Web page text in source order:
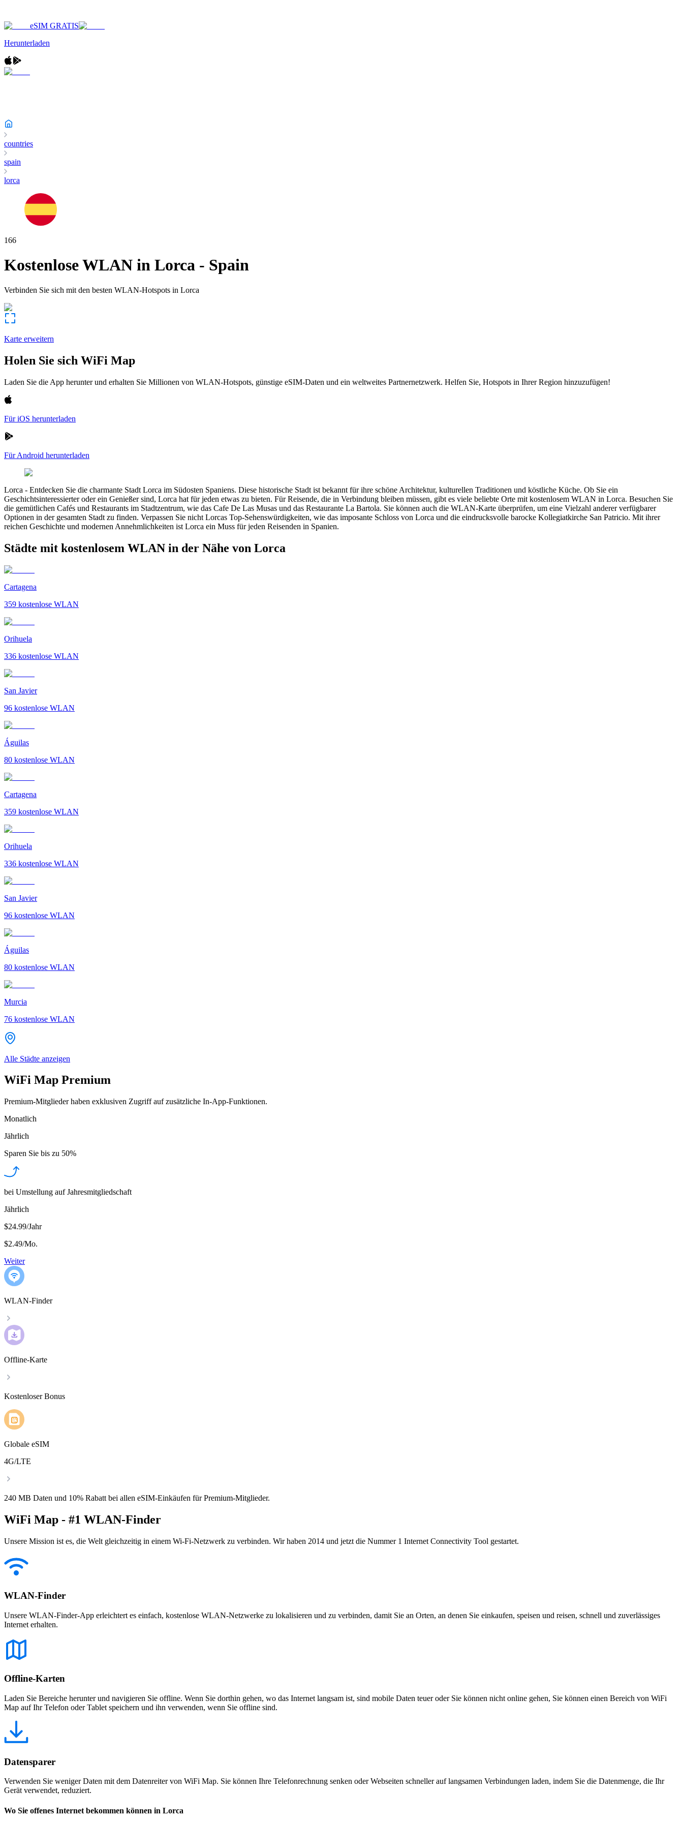
eSIM GRATIS
Herunterladen
countries
spain
lorca
166
Kostenlose WLAN in Lorca - Spain
Verbinden Sie sich mit den besten WLAN-Hotspots in Lorca
Karte erweitern
Holen Sie sich WiFi Map
Laden Sie die App herunter und erhalten Sie Millionen von WLAN-Hotspots, günstige eSIM-Daten und ein weltweites Partnernetzwerk. Helfen Sie, Hotspots in Ihrer Region hinzuzufügen!
Für iOS herunterladen
Für Android herunterladen
Lorca - Entdecken Sie die charmante Stadt Lorca im Südosten Spaniens. Diese historische Stadt ist bekannt für ihre schöne Architektur, kulturellen Traditionen und köstliche Küche. Ob Sie ein
Geschichtsinteressierter oder ein Genießer sind, Lorca hat für jeden etwas zu bieten. Für Reisende, die in Verbindung bleiben müssen, gibt es viele beliebte Orte mit kostenlosem WLAN in Lorca. Besuchen Sie
die gemütlichen Cafés und Restaurants im Stadtzentrum, wie das Cafe De Las Musas und das Restaurante La Bartola. Sie können auch die WLAN-Karte überprüfen, um eine Vielzahl anderer verfügbarer
Optionen in der gesamten Stadt zu finden. Verpassen Sie nicht Lorcas Top-Sehenswürdigkeiten, wie das imposante Schloss von Lorca und die eindrucksvolle barocke Kollegiatkirche San Patricio. Mit ihrer
reichen Geschichte und modernen Annehmlichkeiten ist Lorca ein Muss für jeden Reisenden in Spanien.
Städte mit kostenlosem WLAN in der Nähe von Lorca
Cartagena
359 kostenlose WLAN
Orihuela
336 kostenlose WLAN
San Javier
96 kostenlose WLAN
Águilas
80 kostenlose WLAN
Cartagena
359 kostenlose WLAN
Orihuela
336 kostenlose WLAN
San Javier
96 kostenlose WLAN
Águilas
80 kostenlose WLAN
Murcia
76 kostenlose WLAN
Alle Städte anzeigen
WiFi Map Premium
Premium-Mitglieder haben exklusiven Zugriff auf zusätzliche In-App-Funktionen.
Monatlich
Jährlich
Sparen Sie bis zu 50%
bei Umstellung auf Jahresmitgliedschaft
Jährlich
$24.99/Jahr
$2.49/Mo.
Weiter
WLAN-Finder
Offline-Karte
Kostenloser Bonus
Globale eSIM
4G/LTE
240 MB Daten und 10% Rabatt bei allen eSIM-Einkäufen für Premium-Mitglieder.
WiFi Map - #1 WLAN-Finder
Unsere Mission ist es, die Welt gleichzeitig in einem Wi-Fi-Netzwerk zu verbinden. Wir haben 2014 und jetzt die Nummer 1 Internet Connectivity Tool gestartet.
WLAN-Finder
Unsere WLAN-Finder-App erleichtert es einfach, kostenlose WLAN-Netzwerke zu lokalisieren und zu verbinden, damit Sie an Orten, an denen Sie einkaufen, speisen und reisen, schnell und zuverlässiges
Internet erhalten.
Offline-Karten
Laden Sie Bereiche herunter und navigieren Sie offline. Wenn Sie dorthin gehen, wo das Internet langsam ist, sind mobile Daten teuer oder Sie können nicht online gehen, Sie können einen Bereich von WiFi
Map auf Ihr Telefon oder Tablet speichern und ihn verwenden, wenn Sie offline sind.
Datensparer
Verwenden Sie weniger Daten mit dem Datenreiter von WiFi Map. Sie können Ihre Telefonrechnung senken oder Webseiten schneller auf langsamen Verbindungen laden, indem Sie die Datenmenge, die Ihr
Gerät verwendet, reduziert.
Wo Sie offenes Internet bekommen können in Lorca